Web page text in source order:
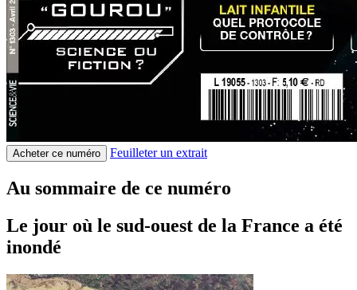
Acheter ce numéro Feuilleter un extrait
Au sommaire de ce numéro
Le jour où le sud-ouest de la France a été
inondé